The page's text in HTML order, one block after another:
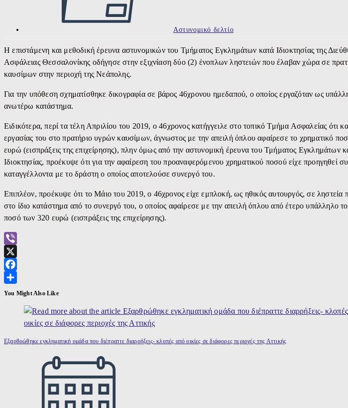
Αστυνομικό δελτίο
Η επιστάμενη και μεθοδική έρευνα αστυνομικών του Τμήματος Εγκλημάτων κατά Ιδιοκτησίας της
Ασφάλειας Θεσσαλονίκης οδήγησε στην εξιχνίαση δύο (2) ένοπλων ληστειών που έλαβαν χώρα σε
καυσίμων στην περιοχή της Νεάπολης.
Για την υπόθεση σχηματίσθηκε δικογραφία σε βάρος 46χρονου ημεδαπού, ο οποίος εργαζόταν ως
ανωτέρω κατάστημα.
Ειδικότερα, περί τα τέλη Απριλίου του 2019, ο 46χρονος κατήγγειλε στο τοπικό Τμήμα Ασφαλείας ότι
εργασίας του στο πρατήριο υγρών καυσίμων, άγνωστος με την απειλή όπλου αφαίρεσε το χρηματικό
ευρώ (εισπράξεις της επιχείρησης), πλην όμως από την αστυνομική έρευνα του Τμήματος Εγκλημάτων
Ιδιοκτησίας, προέκυψε ότι για την αφαίρεση του προαναφερόμενου χρηματικού ποσού είχε προηγηθεί
καταγγέλλοντα με το δράστη ο οποίος αποτελούσε συνεργό του.
Επιπλέον, προέκυψε ότι το Μάιο του 2019, ο 46χρονος είχε εμπλοκή, ως ηθικός αυτουργός, σε ληστεία
στο ίδιο κατάστημα από το συνεργό του, ο οποίος αφαίρεσε με την απειλή όπλου από έτερο υπάλληλο
ποσό των 320 ευρώ (εισπράξεις της επιχείρησης).
Viber
X
Facebook
Μοιραστείτε
You Might Also Like
Εξαρθρώθηκε εγκληματική ομάδα που διέπραττε διαρρήξεις- κλοπές από οικίες σε διάφορες περιοχές της Αττικής